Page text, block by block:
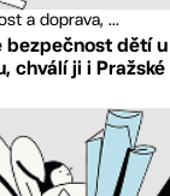
a doprava, ...
bezpečnost dětí
chválí ji i